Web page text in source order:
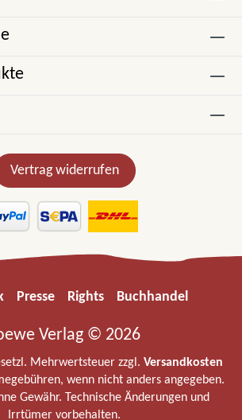
Vertrag widerrufen
Presse Rights Buchhandel
Verlag © 2026
Mehrwertsteuer zzgl. Versandkosten
wenn nicht anders angegeben.
Gewähr. Technische Änderungen und
Irrtümer vorbehalten.